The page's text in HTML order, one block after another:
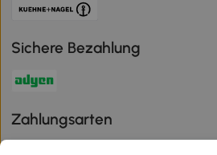
Sichere Bezahlung
Zahlungsarten